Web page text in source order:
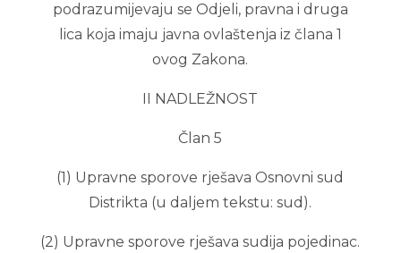
podrazumijevaju se Odjeli, pravna i druga
lica koja imaju javna ovlaštenja iz člana 1
ovog Zakona.
II NADLEŽNOST
Član 5
(1) Upravne sporove rješava Osnovni sud
Distrikta (u daljem tekstu: sud).
(2) Upravne sporove rješava sudija pojedinac.